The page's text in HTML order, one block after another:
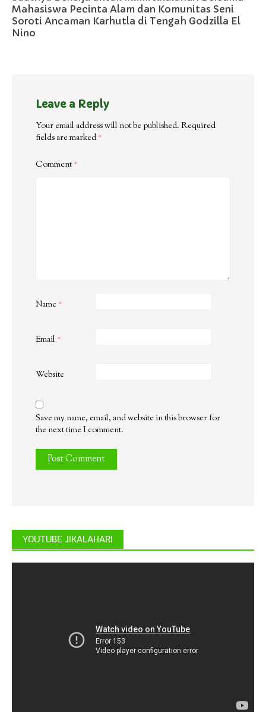
Mahasiswa Pecinta Alam dan Komunitas Seni
Soroti Ancaman Karhutla di Tengah Godzilla El
Nino
Leave a Reply
Your email address will not be published. Required
fields are marked *
Comment*
Name *
Email *
Website
Save my name, email, and website in this browser for
the next time I comment.
YOUTUBE JIKALAHARI